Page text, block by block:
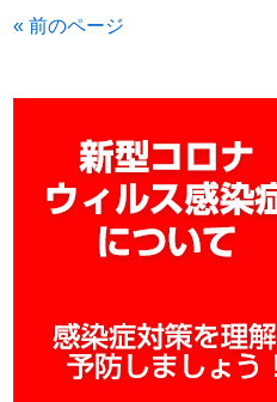
« 前のページ